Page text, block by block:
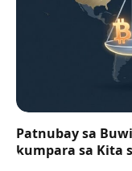
Patnubay sa
kumpara sa Kita